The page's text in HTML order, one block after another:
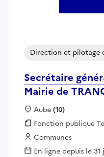
Secrétaire
Mairie de
Direction et pilotage
Localisation :
Aube(10)
Fonction publique :
Fonction publique
Employeur :
Communes
En ligne depuis le